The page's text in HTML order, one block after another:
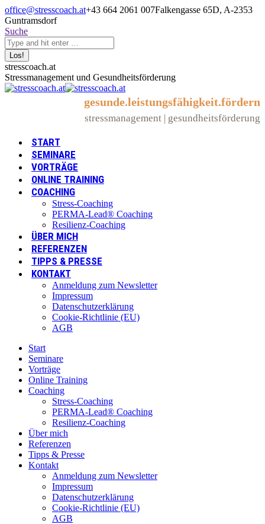
Zum
Inhalt
springen
office@stresscoach.at+43 664 2061 007Falkengasse 65D, A-2353
Guntramsdorf
Search:
Suche
Linkedin
page
opens
XING
page
opens
YouTube
page
opens
stresscoach.at
Stressmanagement und Gesundheitsförderung
gesunde.leistungsfähigkeit.fördern
stressmanagement | gesundheitsförderung
START
SEMINARE
VORTRÄGE
ONLINE TRAINING
COACHING
Stress-Coaching
PERMA-Lead® Coaching
Resilienz-Coaching
ÜBER MICH
REFERENZEN
TIPPS & PRESSE
KONTAKT
Anmeldung zum Newsletter
Impressum
Datenschutzerklärung
Cookie-Richtlinie (EU)
AGB
Start
Seminare
Vorträge
Online Training
Coaching
Stress-Coaching
PERMA-Lead® Coaching
Resilienz-Coaching
Über mich
Referenzen
Tipps & Presse
Kontakt
Anmeldung zum Newsletter
Impressum
Datenschutzerklärung
Cookie-Richtlinie (EU)
AGB